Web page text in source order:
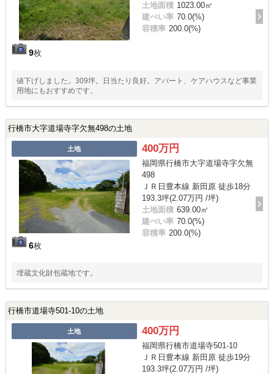
9枚
土地面積 1023.00㎡
建ぺい率 70.0(%)
容積率 200.0(%)
値下げしました。309坪。日当たり良好。アパート、ケアハウスなど事業
用地にもおすすめです。
行橋市大字道場寺字欠無498の土地
土地
6枚
400万円
福岡県行橋市大字道場寺字欠無
498
ＪＲ日豊本線 新田原 徒歩18分
193.3坪(2.07万円 /坪)
土地面積 639.00㎡
建ぺい率 70.0(%)
容積率 200.0(%)
埋蔵文化財包蔵地です。
行橋市道場寺501-10の土地
土地 400万円
福岡県行橋市道場寺501-10
ＪＲ日豊本線 新田原 徒歩19分
193.3坪(2.07万円 /坪)